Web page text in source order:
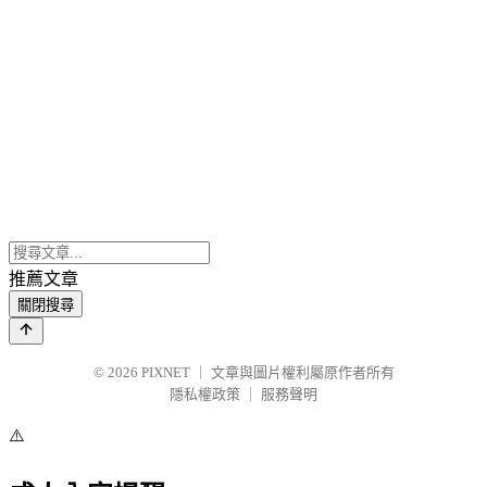
推薦文章
關閉搜尋
© 2026 PIXNET
文章與圖片權利屬原作者所有
隱私權政策
服務聲明
⚠️